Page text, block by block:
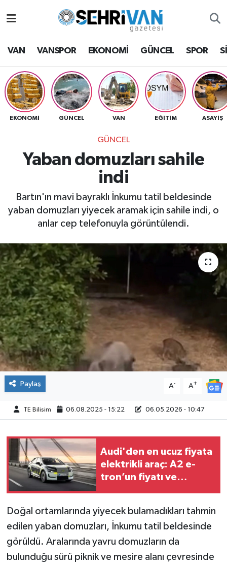
VAN VANSPOR EKONOMİ GÜNCEL SPOR
EKONOMİ GÜNCEL VAN EĞİTİM ASAYİŞ
GÜNCEL
Yaban domuzları sahile
indi
Bartın'ın mavi bayraklı İnkumu tatil beldesinde
yaban domuzları yiyecek aramak için sahile indi, o
anlar cep telefonuyla görüntülendi.
Paylaş A- A+
TE Bilisim 06.08.2025 - 15:22 06.05.2026 - 10:47
Audi'den en ucuz fiyata
elektrikli araç: A2 e-
tron’un fiyatı ve
Doğal ortamlarında yiyecek bulamadıkları tahmin
edilen yaban domuzları, İnkumu tatil beldesinde
görüldü. Aralarında yavru domuzların da
bulunduğu sürü piknik ve mesire alanı çevresinde
Van Hava Durumu
VAN Namaz Vakitleri
Van Trafik Yoğunluk Haritası
Süper Lig Puan Durumu ve Fikstür
Tüm Manşetler
Son Dakika Haberleri
Haber Arşivi